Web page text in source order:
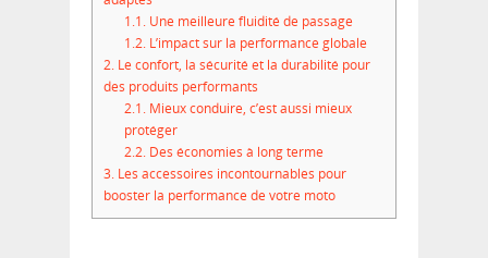
1.1.Une meilleure fluidité de passage
1.2.L’impact sur la performance globale
2. Le confort, la sécurité et la durabilité pour
des produits performants
2.1.Mieux conduire, c’est aussi mieux
protéger
2.2.Des économies à long terme
3. Les accessoires incontournables pour
booster la performance de votre moto